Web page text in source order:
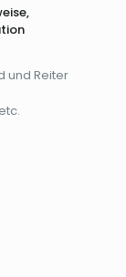
und Reiter